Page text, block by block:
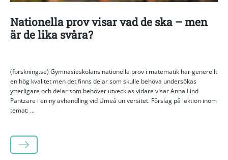
Nationella prov visar vad de ska – men
är de lika svåra?
(forskning.se) Gymnasieskolans nationella prov i matematik har generellt
en hög kvalitet men det finns delar som skulle behöva undersökas
ytterligare och delar som behöver utvecklas vidare visar Anna Lind
Pantzare i en ny avhandling vid Umeå universitet. Förslag på lektion inom
temat: ...
LÄS MER